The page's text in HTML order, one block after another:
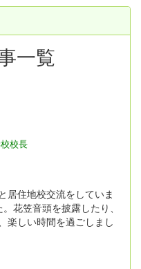
一覧
校長
居住地校交流をしていま
花笠音頭を披露したり、
楽しい時間を過ごしまし